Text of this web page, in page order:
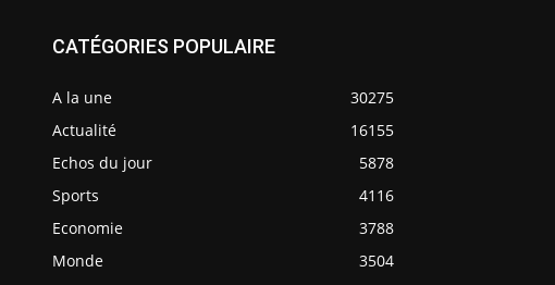
CATÉGORIES POPULAIRE
A la une
30275
Actualité
16155
Echos du jour
5878
Sports
4116
Economie
3788
Monde
3504